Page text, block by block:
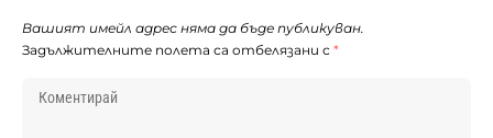
Вашият имейл адрес няма да бъде публикуван.
Задължителните полета са отбелязани с *